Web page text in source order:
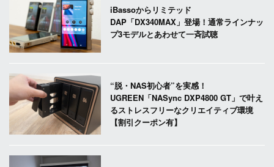
iBassoからリミテッド
DAP「DX340MAX」登場！通常ラインナッ
プ3モデルとあわせて一斉試聴
“脱・NAS初心者”を実感！
UGREEN「NASync DXP4800 GT」で叶え
るストレスフリーなクリエイティブ環境
【割引クーポン有】